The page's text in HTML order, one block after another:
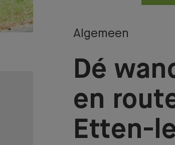
Algemeen
Dé
en
Etten-